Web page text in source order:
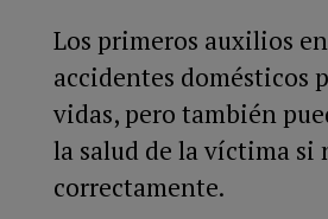
Los primeros auxilios
accidentes domésticos
vidas, pero también
la salud de la víctima si
correctamente.